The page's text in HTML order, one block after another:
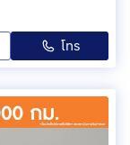
โทร